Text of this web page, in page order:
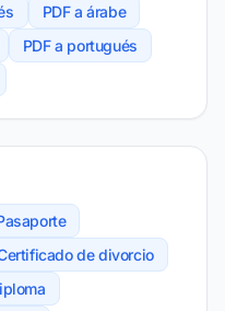
PDF a árabe
PDF a portugués
de divorcio